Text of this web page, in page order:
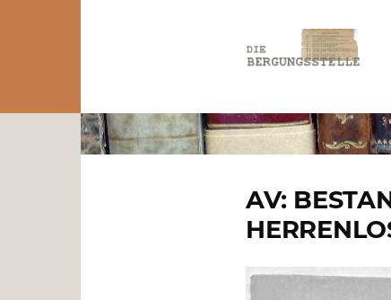
PFADNAVIGATION
AV: